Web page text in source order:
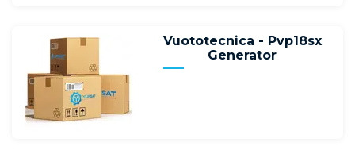
Vuototecnica - Pvp18sx
Generator